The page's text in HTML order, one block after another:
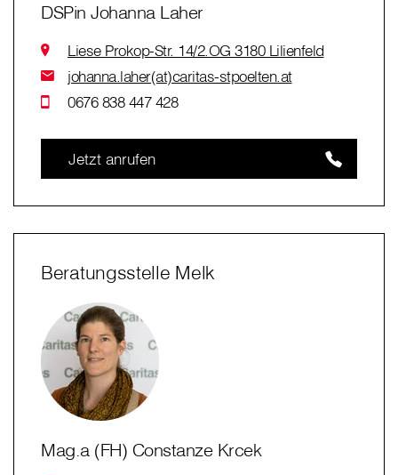
DSPin Johanna Laher
Liese Prokop-Str. 14/2.OG 3180 Lilienfeld
johanna.laher(at)caritas-stpoelten.at
0676 838 447 428
Jetzt anrufen
Beratungsstelle Melk
Mag.a (FH) Constanze Krcek